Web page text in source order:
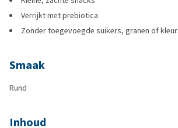
Verrijkt met prebiotica
Zonder toegevoegde suikers, granen of
Smaak
Rund
Inhoud